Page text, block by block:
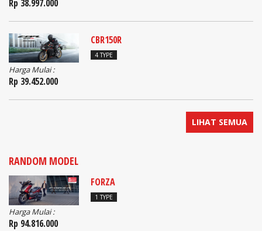
Rp 38.997.000
CBR150R
4 TYPE
Harga Mulai :
Rp 39.452.000
LIHAT SEMUA
RANDOM MODEL
FORZA
1 TYPE
Harga Mulai :
Rp 94.816.000